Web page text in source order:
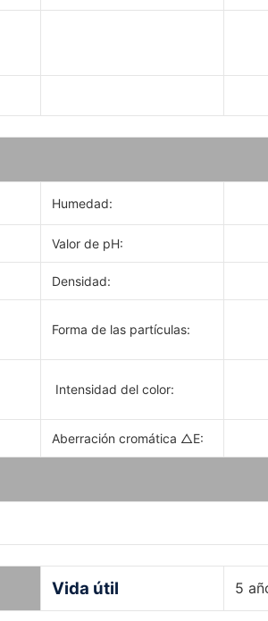
Humedad:
Valor de pH:
Densidad:
Forma de las partículas:
Intensidad del color:
Aberración cromática △E:
Vida útil 5